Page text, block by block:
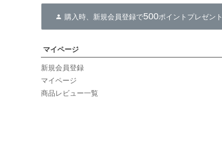
購入時、新規会員登録で500ポイントプレゼント
マイページ
新規会員登録
マイページ
商品レビュー一覧